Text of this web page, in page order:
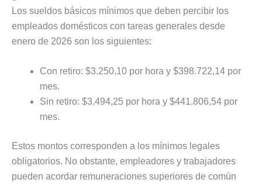
Los sueldos básicos mínimos que deben percibir los
empleados domésticos con tareas generales desde
enero de 2026 son los siguientes:
Con retiro: $3.250,10 por hora y $398.722,14 por
mes.
Sin retiro: $3.494,25 por hora y $441.806,54 por
mes.
Estos montos corresponden a los mínimos legales
obligatorios. No obstante, empleadores y trabajadores
pueden acordar remuneraciones superiores de común